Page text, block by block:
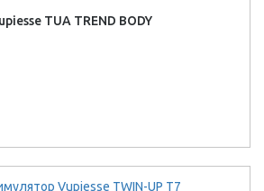
TUA TREND BODY